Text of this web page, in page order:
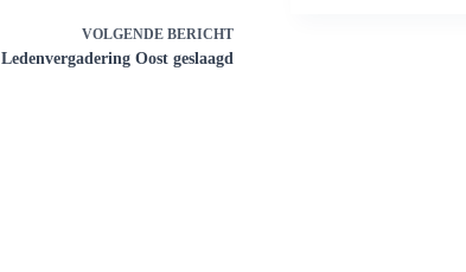
VOLGENDE BERICHT
Ledenvergadering Oost geslaagd